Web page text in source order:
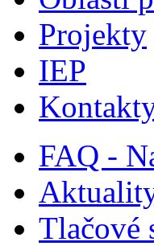
Projekty
IEP
FAQ -
Tlačové